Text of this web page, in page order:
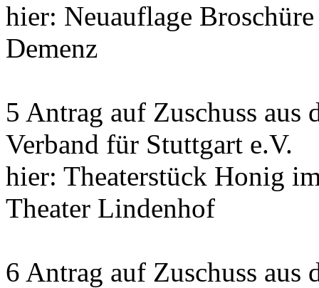
hier: Neuauflage
Demenz
5 Antrag auf Zuschuss aus
Verband für Stuttgart e.V.
hier: Theaterstück Honig
Theater Lindenhof
6 Antrag auf Zuschuss aus